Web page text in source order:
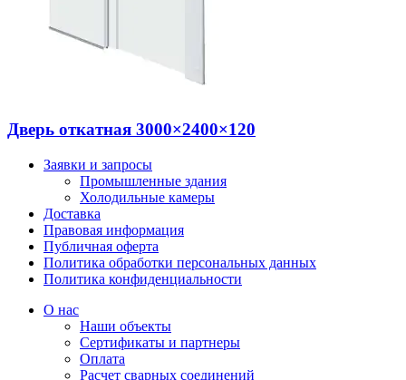
Дверь откатная 3000×2400×120
Заявки и запросы
Промышленные здания
Холодильные камеры
Доставка
Правовая информация
Публичная оферта
Политика обработки персональных данных
Политика конфиденциальности
О нас
Наши объекты
Сертификаты и партнеры
Оплата
Расчет сварных соединений